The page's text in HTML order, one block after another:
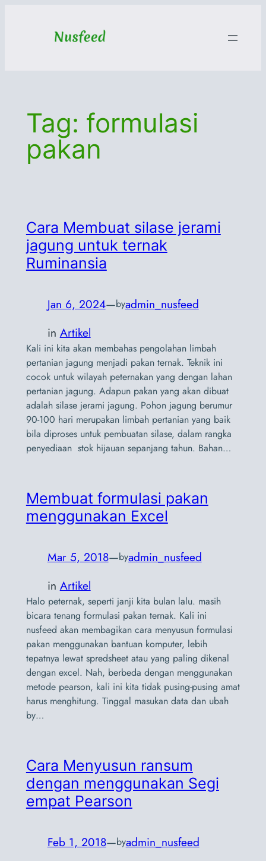
Tag: formulasi
pakan
Cara Membuat silase jerami
jagung untuk ternak
Ruminansia
Jan 6, 2024—byadmin_nusfeed
in Artikel
Kali ini kita akan membahas pengolahan limbah
pertanian jagung menjadi pakan ternak. Teknik ini
cocok untuk wilayah peternakan yang dengan lahan
pertanian jagung. Adapun pakan yang akan dibuat
adalah silase jerami jagung. Pohon jagung berumur
90-100 hari merupakan limbah pertanian yang baik
bila diproses untuk pembuatan silase, dalam rangka
penyediaan stok hijauan sepanjang tahun. Bahan…
Membuat formulasi pakan
menggunakan Excel
Mar 5, 2018—byadmin_nusfeed
in Artikel
Halo peternak, seperti janji kita bulan lalu. masih
bicara tenang formulasi pakan ternak. Kali ini
nusfeed akan membagikan cara menyusun formulasi
pakan menggunakan bantuan komputer, lebih
tepatnya lewat spredsheet atau yang paling dikenal
dengan excel. Nah, berbeda dengan menggunakan
metode pearson, kali ini kita tidak pusing-pusing amat
harus menghitung. Tinggal masukan data dan ubah
by…
Cara Menyusun ransum
dengan menggunakan Segi
empat Pearson
Feb 1, 2018—byadmin_nusfeed